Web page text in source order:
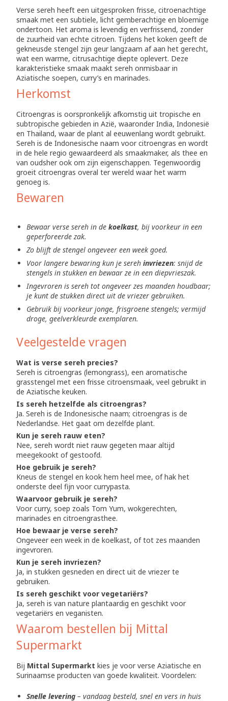
Verse sereh heeft een uitgesproken frisse, citroenachtige
smaak met een subtiele, licht gemberachtige en bloemige
ondertoon. Het aroma is levendig en verfrissend, zonder
de zuurheid van echte citroen. Tijdens het koken geeft de
gekneusde stengel zijn geur langzaam af aan het gerecht,
wat een warme, citrusachtige diepte oplevert. Deze
karakteristieke smaak maakt sereh onmisbaar in
Aziatische soepen, curry’s en marinades.
Herkomst
Citroengras is oorspronkelijk afkomstig uit tropische en
subtropische gebieden in Azië, waaronder India, Indonesië
en Thailand, waar de plant al eeuwenlang wordt gebruikt.
Sereh is de Indonesische naam voor citroengras en wordt
in de hele regio gewaardeerd als smaakmaker, als thee en
van oudsher ook om zijn eigenschappen. Tegenwoordig
groeit citroengras overal ter wereld waar het warm
genoeg is.
Bewaren
Bewaar verse sereh in dekoelkast, bij voorkeur in een
geperforeerde zak.
Zo blijft de stengel ongeveer een week goed.
Voor langere bewaring kun je serehinvriezen: snijd de
stengels in stukken en bewaar ze in een diepvrieszak.
Ingevroren is sereh tot ongeveer zes maanden houdbaar;
je kunt de stukken direct uit de vriezer gebruiken.
Gebruik bij voorkeur jonge, frisgroene stengels; vermijd
droge, geelverkleurde exemplaren.
Veelgestelde vragen
Wat is verse sereh precies?
Sereh is citroengras (lemongrass), een aromatische
grasstengel met een frisse citroensmaak, veel gebruikt in
de Aziatische keuken.
Is sereh hetzelfde als citroengras?
Ja. Sereh is de Indonesische naam; citroengras is de
Nederlandse. Het gaat om dezelfde plant.
Kun je sereh rauw eten?
Nee, sereh wordt niet rauw gegeten maar altijd
meegekookt of gestoofd.
Hoe gebruik je sereh?
Kneus de stengel en kook hem heel mee, of hak het
onderste deel fijn voor currypasta.
Waarvoor gebruik je sereh?
Voor curry, soep zoals Tom Yum, wokgerechten,
marinades en citroengrasthee.
Hoe bewaar je verse sereh?
Ongeveer een week in de koelkast, of tot zes maanden
ingevroren.
Kun je sereh invriezen?
Ja, in stukken gesneden en direct uit de vriezer te
gebruiken.
Is sereh geschikt voor vegetariërs?
Ja, sereh is van nature plantaardig en geschikt voor
vegetariërs en veganisten.
Waarom bestellen bij Mittal
Supermarkt
Bij Mittal Supermarkt kies je voor verse Aziatische en
Surinaamse producten van goede kwaliteit. Voordelen:
Snelle levering – vandaag besteld, snel en vers in huis